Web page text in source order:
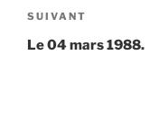
Article
suivant
SUIVANT
Le 04 mars 1988.